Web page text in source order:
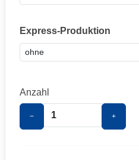
Express-Produktion
Anzahl
− +